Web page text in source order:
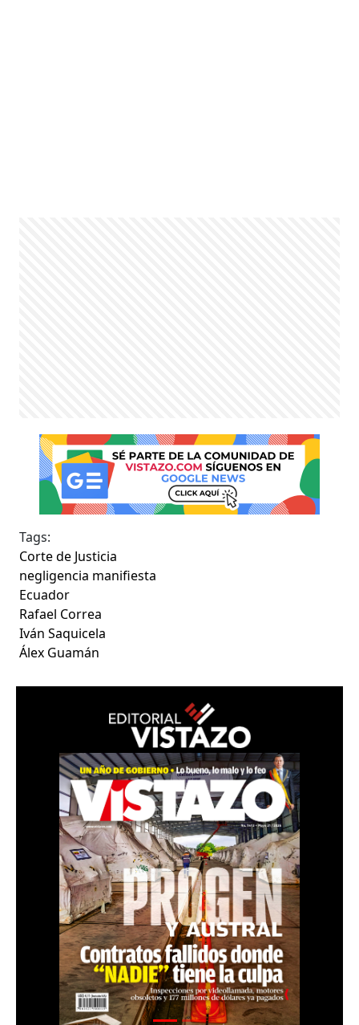
Tags:
Corte de Justicia
negligencia manifiesta
Ecuador
Rafael Correa
Iván Saquicela
Álex Guamán